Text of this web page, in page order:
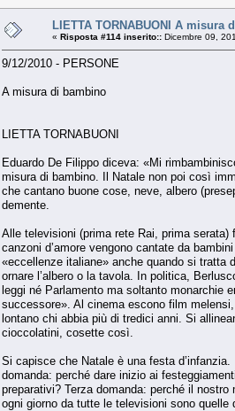
LIETTA TORNABUONI A misura
« Risposta #114 inserito:: Dicembre 09,
9/12/2010 - PERSONE
A misura di bambino
LIETTA TORNABUONI
Eduardo De Filippo diceva: «Mi
misura di bambino. Il Natale non poi così
che cantano buone cose, neve, albero
demente.
Alle televisioni (prima rete Rai, prima
canzoni d’amore vengono cantate da
«eccellenze italiane» anche quando si tratta
ornare l’albero o la tavola. In politica,
leggi né Parlamento ma soltanto monarchie
successore». Al cinema escono film
lontano chi abbia più di tredici anni. Si
cioccolatini, cosette così.
Si capisce che Natale è una festa
domanda: perché dare inizio ai
preparativi? Terza domanda: perché il
ogni giorno da tutte le televisioni sono